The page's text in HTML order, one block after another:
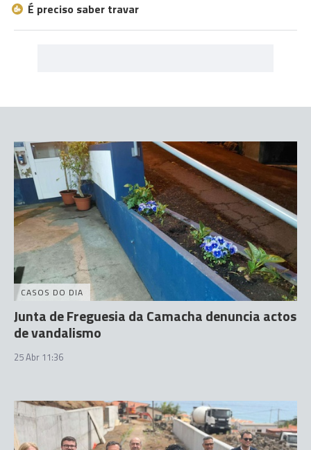
É preciso saber travar
CASOS DO DIA
Junta de Freguesia da Camacha denuncia actos
de vandalismo
25 Abr 11:36